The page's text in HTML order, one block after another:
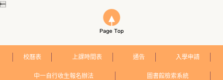

校曆表 上課時間表 通告 入學申請
中一自行收生報名辦法 圖書館檢索系統